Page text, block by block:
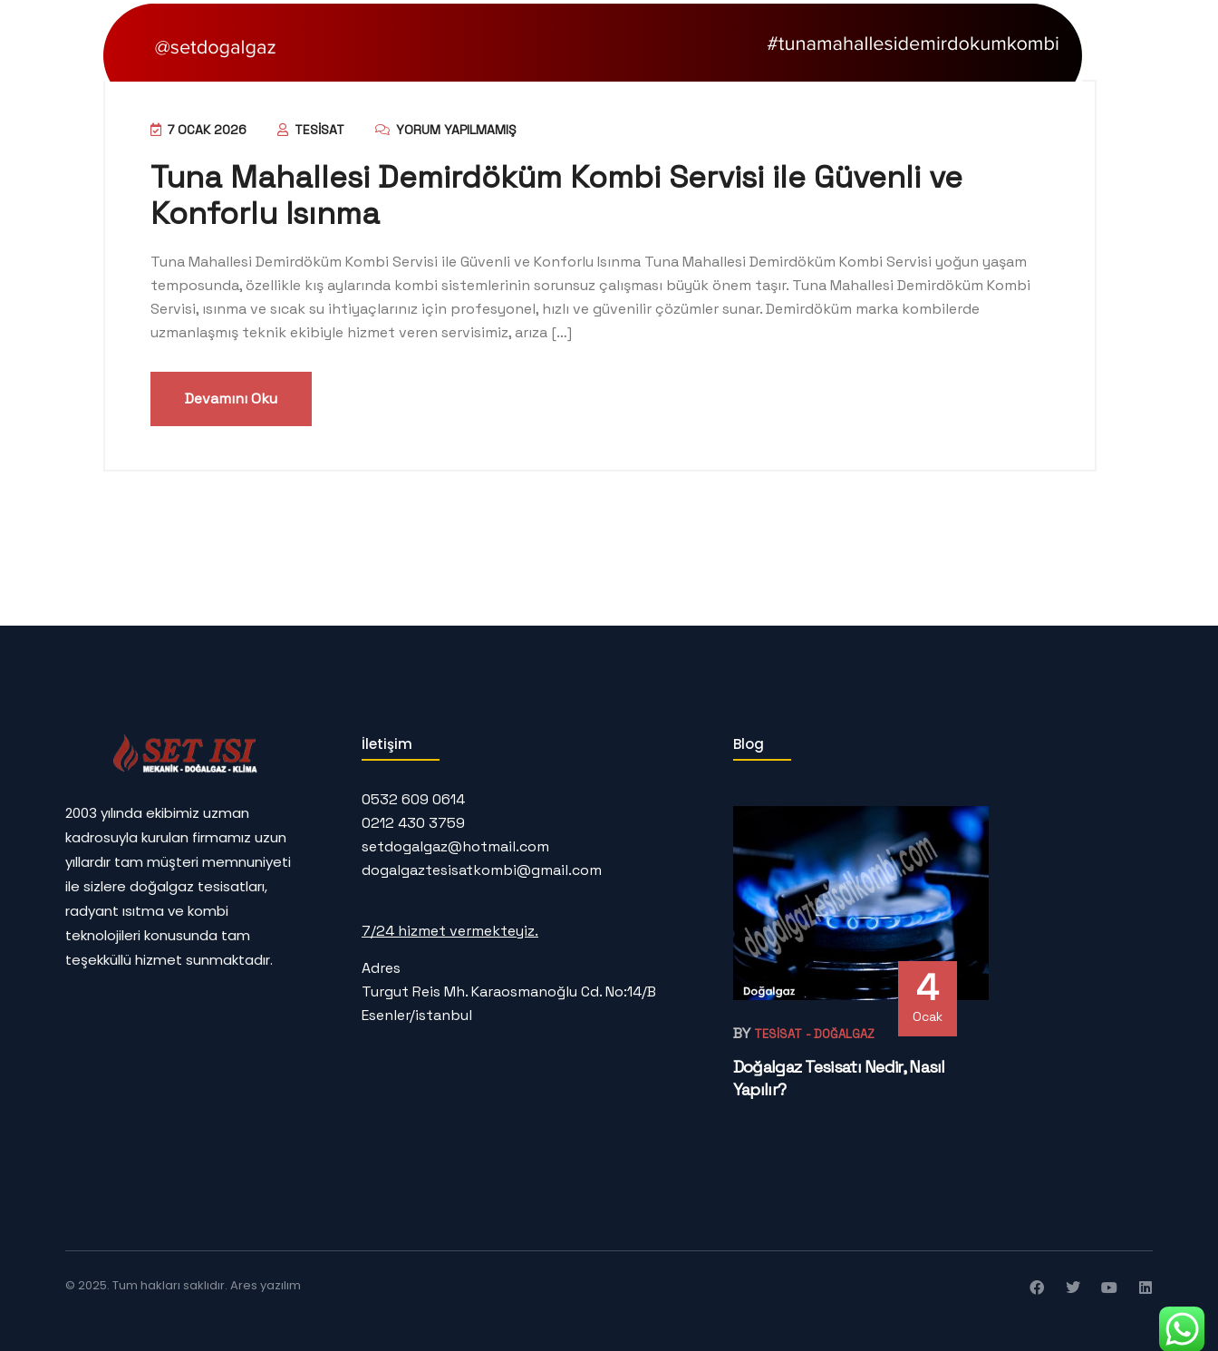
7 OCAK 2026 TESISAT YORUM YAPILMAMIŞ
Tuna Mahallesi Demirdöküm Kombi Servisi ile Güvenli ve
Konforlu Isınma
Tuna Mahallesi Demirdöküm Kombi Servisi ile Güvenli ve Konforlu Isınma Tuna Mahallesi Demirdöküm Kombi Servisi yoğun yaşam
temposunda, özellikle kış aylarında kombi sistemlerinin sorunsuz çalışması büyük önem taşır. Tuna Mahallesi Demirdöküm Kombi
Servisi, ısınma ve sıcak su ihtiyaçlarınız için profesyonel, hızlı ve güvenilir çözümler sunar. Demirdöküm marka kombilerde
uzmanlaşmış teknik ekibiyle hizmet veren servisimiz, arıza […]
Devamını Oku
2003 yılında ekibimiz uzman
kadrosuyla kurulan firmamız uzun
yıllardır tam müşteri memnuniyeti
ile sizlere doğalgaz tesisatları,
radyant ısıtma ve kombi
teknolojileri konusunda tam
teşekküllü hizmet sunmaktadır.
İletişim
0532 609 0614
0212 430 3759
setdogalgaz@hotmail.com
dogalgaztesisatkombi@gmail.com
7/24 hizmet vermekteyiz.
Adres
Turgut Reis Mh. Karaosmanoğlu Cd. No:14/B
Esenler/istanbul
Blog
4
Ocak
BY TESISAT - DOĞALGAZ
Doğalgaz Tesisatı Nedir, Nasıl
Yapılır?
© 2025. Tum hakları saklıdır. Ares yazılım